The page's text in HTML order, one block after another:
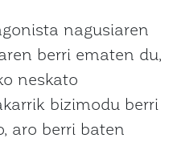
nagusiaren
berri ematen du,
neskato
bizimodu berri
aro berri baten